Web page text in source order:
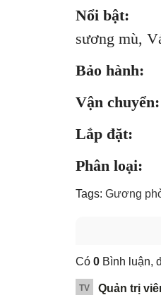
Nổi bật:
sương mù,
Bảo hành:
Vận
Lắp đặt:
Phân loại:
Tags: Gương
Có 0 Bình luận,
TV Quản trị